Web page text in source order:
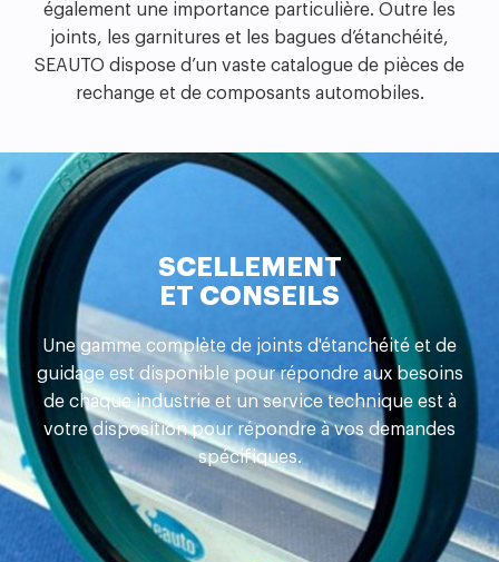
également une importance particulière. Outre les
joints, les garnitures et les bagues d’étanchéité,
SEAUTO dispose d’un vaste catalogue de pièces de
rechange et de composants automobiles.
SCELLEMENT
ET CONSEILS
Une gamme complète de joints d'étanchéité et de
guidage est disponible pour répondre aux besoins
de chaque industrie et un service technique est à
votre disposition pour répondre à vos demandes
spécifiques.